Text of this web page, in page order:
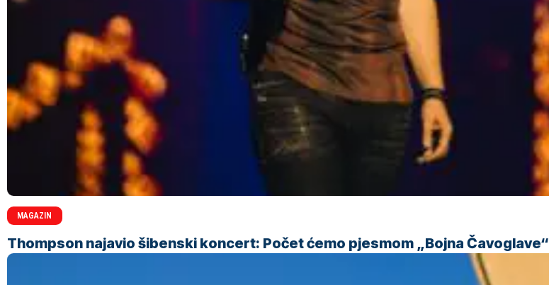
MAGAZIN
Thompson najavio šibenski koncert: Počet ćemo pjesmom „Bojna Čavoglave“